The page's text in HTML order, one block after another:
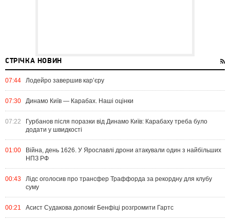
СТРІЧКА НОВИН
07:44 Лодейро завершив кар’єру
07:30 Динамо Київ — Карабах. Наші оцінки
07:22
Гурбанов після поразки від Динамо Київ: Карабаху треба було
додати у швидкості
01:00
Війна, день 1626. У Ярославлі дрони атакували один з найбільших
НПЗ РФ
00:43
Лідс оголосив про трансфер Траффорда за рекордну для клубу
суму
00:21 Асист Судакова допоміг Бенфіці розгромити Гартс